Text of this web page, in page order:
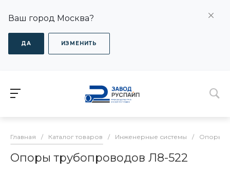
Ваш город Москва?
ДА ИЗМЕНИТЬ
Главная / Каталог товаров / Инженерные системы / Опоры
Опоры трубопроводов Л8-522